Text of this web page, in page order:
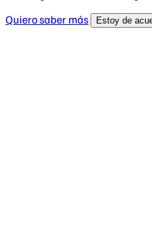
Quiero saber más
Estoy de